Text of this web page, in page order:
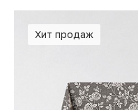
Хит продаж